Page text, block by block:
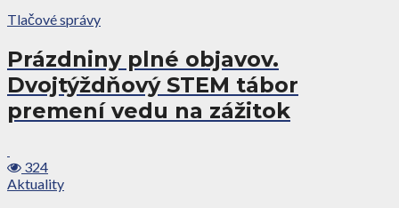
Tlačové správy
Prázdniny plné objavov.
Dvojtýždňový STEM tábor
premení vedu na zážitok
324
Aktuality